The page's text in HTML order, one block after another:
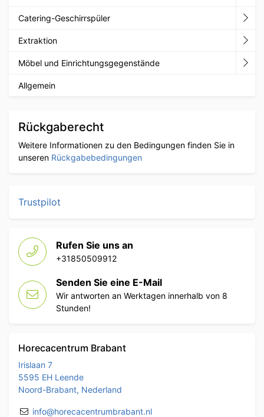
Catering-Geschirrspüler
Extraktion
Möbel und Einrichtungsgegenstände
Allgemein
Rückgaberecht
Weitere Informationen zu den Bedingungen finden Sie in
unseren Rückgabebedingungen
Trustpilot
Rufen Sie uns an
+31850509912
Senden Sie eine E-Mail
Wir antworten an Werktagen innerhalb von 8
Stunden!
Horecacentrum Brabant
Irislaan 7
5595 EH Leende
Noord-Brabant, Nederland
info@horecacentrumbrabant.nl